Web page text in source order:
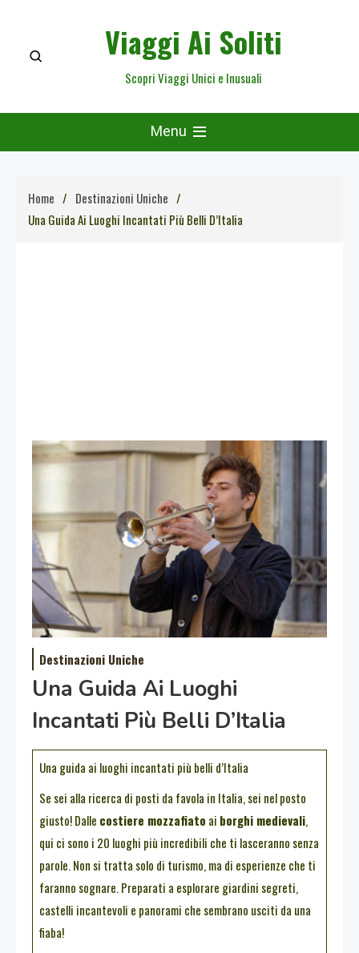
content
Viaggi Ai Soliti
Scopri Viaggi Unici e Inusuali
Menu
Home
Destinazioni Uniche
Una Guida Ai Luoghi Incantati Più Belli D’Italia
Destinazioni Uniche
Una Guida Ai Luoghi
Incantati Più Belli D’Italia
Una guida ai luoghi incantati più belli d’Italia
Se sei alla ricerca di posti da favola in Italia, sei nel posto
giusto! Dalle costiere mozzafiato ai borghi medievali,
qui ci sono i 20 luoghi più incredibili che ti lasceranno senza
parole. Non si tratta solo di turismo, ma di esperienze che ti
faranno sognare. Preparati a esplorare giardini segreti,
castelli incantevoli e panorami che sembrano usciti da una
fiaba!